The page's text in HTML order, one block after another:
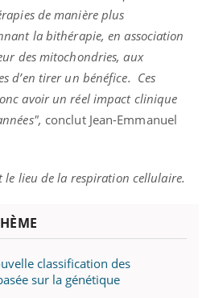
de manière plus
la bithérapie, en association
des mitochondries, aux
d’en tirer un bénéfice. Ces
avoir un réel impact clinique
conclut Jean-Emmanuel
le lieu de la respiration cellulaire.
classification des
sur la génétique